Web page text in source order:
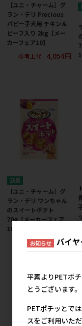
［ユニ・チャーム］グ
ラン・デリ Frecious
パピー子犬用 チキン＆
ビーフ入り 2kg【メー
カーフェア10】
参考上代
4,054円
［ユニ・チャーム］グ
ラン・デリ ワンちゃん
のスイートポテト
70g【メーカーフェア
10】
参考上代 565円
お知らせ バイ
平素よりPETポ
とうございます。
PETポチッとで
スをご利用いた